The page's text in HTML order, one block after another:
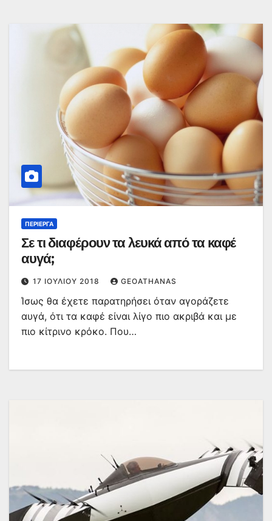
ΠΕΡΊΕΡΓΑ
Σε τι διαφέρουν τα λευκά από τα καφέ
αυγά;
17 ΙΟΥΛΊΟΥ 2018 GEOATHANAS
Ίσως θα έχετε παρατηρήσει όταν αγοράζετε
αυγά, ότι τα καφέ είναι λίγο πιο ακριβά και με
πιο κίτρινο κρόκο. Που…